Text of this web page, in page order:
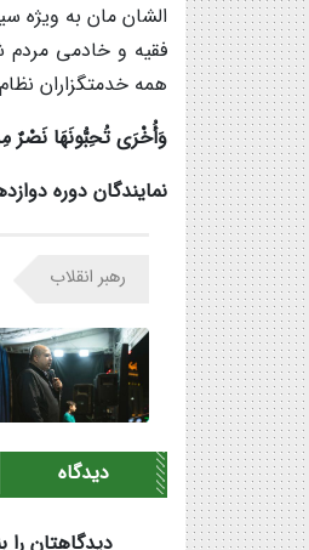
الشان مان به ویژه
همه خدمتگزاران
وَأُخْرَی تُحِبُّونَهَا نَصْرٌ
نمایندگان دوره
رهبر انقلاب
دیدگاه
دیدگاهتان را